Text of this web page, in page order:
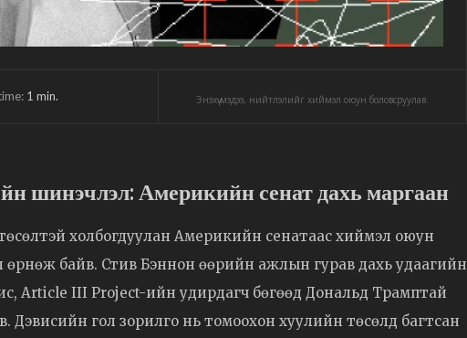
1 min. Энэхүү мэдээ, нийтлэлийг хиймэл оюун боловсруулав.
шинэчлэл: Америкийн сенат дахь маргаан
холбогдуулан Америкийн сенатаас хиймэл оюун
өрнөж байв. Стив Бэннон өөрийн ажлын гурав дахь удаагийн
Article III Project-ийн удирдагч бөгөөд Дональд Трамптай
Дэвисийн гол зорилго нь томоохон хуулийн төсөлд багтсан